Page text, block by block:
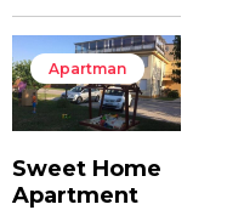
Apartman
Sweet Home
Apartment